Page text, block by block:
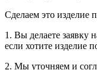
Сделаем это
1. Вы делаете заявку
если хотите изделие
2. Мы уточняем и